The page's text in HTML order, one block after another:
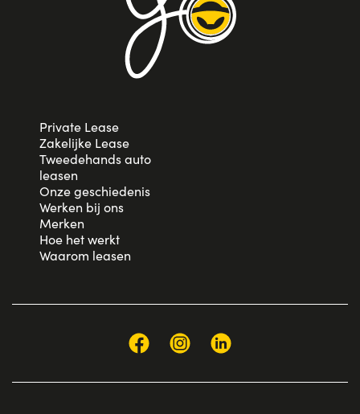
Private Lease
Zakelijke Lease
Tweedehands auto
leasen
Onze geschiedenis
Werken bij ons
Merken
Hoe het werkt
Waarom leasen